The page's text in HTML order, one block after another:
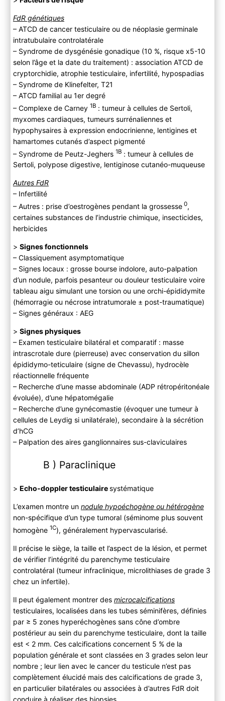
FdR génétiques
– ATCD de cancer testiculaire ou de néoplasie germinale
intratubulaire controlatérale
– Syndrome de dysgénésie gonadique (10 %, risque x5-10
selon l’âge et la date du traitement) : association ATCD de
cryptorchidie, atrophie testiculaire, infertilité, hypospadias
– Syndrome de Klinefelter, T21
– ATCD familial au 1er degré
– Complexe de Carney 1B : tumeur à cellules de Sertoli,
myxomes cardiaques, tumeurs surrénaliennes et
hypophysaires à expression endocrinienne, lentigines et
hamartomes cutanés d’aspect pigmenté
– Syndrome de Peutz-Jeghers 1B : tumeur à cellules de
Sertoli, polypose digestive, lentiginose cutanéo-muqueuse
Autres FdR
– Infertilité
– Autres : prise d’oestrogènes pendant la grossesse 0,
certaines substances de l’industrie chimique, insecticides,
herbicides
> Signes fonctionnels
– Classiquement asymptomatique
– Signes locaux : grosse bourse indolore, auto-palpation
d’un nodule, parfois pesanteur ou douleur testiculaire voire
tableau aigu simulant une torsion ou une orchi-épididymite
(hémorragie ou nécrose intratumorale ± post-traumatique)
– Signes généraux : AEG
> Signes physiques
– Examen testiculaire bilatéral et comparatif : masse
intrascrotale dure (pierreuse) avec conservation du sillon
épididymo-teticulaire (signe de Chevassu), hydrocèle
réactionnelle fréquente
– Recherche d’une masse abdominale (ADP rétropéritonéale
évoluée), d’une hépatomégalie
– Recherche d’une gynécomastie (évoquer une tumeur à
cellules de Leydig si unilatérale), secondaire à la sécrétion
d’hCG
– Palpation des aires ganglionnaires sus-claviculaires
B ) Paraclinique
> Echo-doppler testiculairesystématique
L’examen montre un nodule hypoéchogène ou hétérogène
non-spécifique d’un type tumoral (séminome plus souvent
homogène 1C), généralement hypervascularisé.
Il précise le siège, la taille et l’aspect de la lésion, et permet
de vérifier l’intégrité du parenchyme testiculaire
controlatéral (tumeur infraclinique, microlithiases de grade 3
chez un infertile).
Il peut également montrer des microcalcifications
testiculaires, localisées dans les tubes séminifères, définies
par ≥ 5 zones hyperéchogènes sans cône d’ombre
postérieur au sein du parenchyme testiculaire, dont la taille
est < 2 mm. Ces calcifications concernent 5 % de la
population générale et sont classées en 3 grades selon leur
nombre ; leur lien avec le cancer du testicule n’est pas
complètement élucidé mais des calcifications de grade 3,
en particulier bilatérales ou associées à d’autres FdR doit
conduire à réaliser des biopsies.